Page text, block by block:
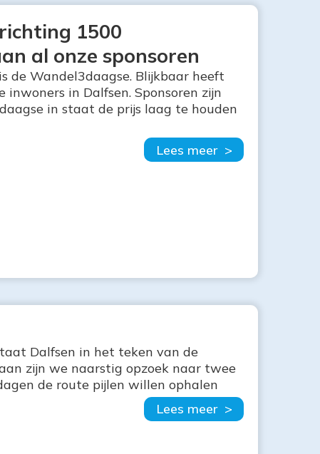
1500
al onze sponsoren
de Wandel3daagse. Blijkbaar heeft
in Dalfsen. Sponsoren zijn
in staat de prijs laag te houden
Lees meer >
Dalfsen in het teken van de
zijn we naarstig opzoek naar twee
de route pijlen willen ophalen
Lees meer >